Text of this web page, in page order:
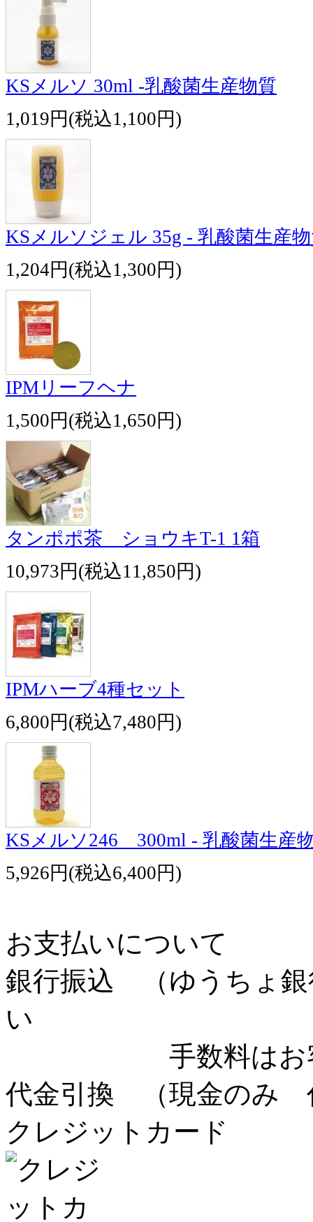
KSメルソ 30ml -乳酸菌生産物質
1,019円(税込1,100円)
KSメルソジェル 35g - 乳酸菌生産
1,204円(税込1,300円)
IPMリーフヘナ
1,500円(税込1,650円)
タンポポ茶 ショウキT-1 1箱
10,973円(税込11,850円)
IPMハーブ4種セット
6,800円(税込7,480円)
KSメルソ246 300ml - 乳酸菌生産
5,926円(税込6,400円)
お支払いについて
銀行振込
（ゆうちょ
い
手数料はお客様
代金引換
（現金のみ
クレジットカード